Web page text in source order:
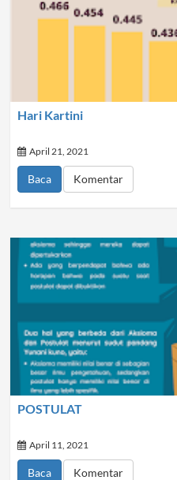
Hari Kartini
April 21, 2021
Baca Komentar
POSTULAT
April 11, 2021
Baca Komentar